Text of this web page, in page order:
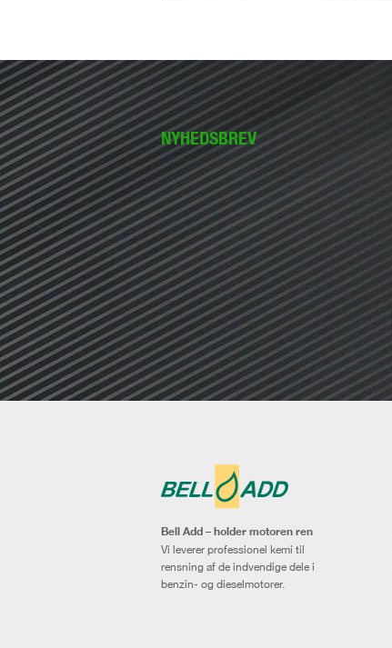
NYHEDSBREV
Bell Add – holder motoren ren
Vi leverer professionel kemi til
rensning af de indvendige dele i
benzin- og dieselmotorer.